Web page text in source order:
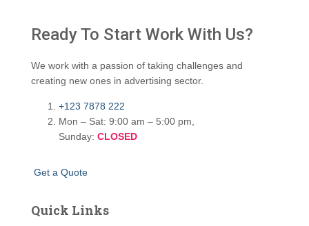
Ready To Start Work With Us?
We work with a passion of taking challenges and
creating new ones in advertising sector.
+123 7878 222
Mon – Sat: 9:00 am – 5:00 pm,
Sunday: CLOSED
Get a Quote
Quick Links